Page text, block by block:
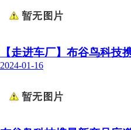
【走进车厂】布谷鸟科技
2024-01-16